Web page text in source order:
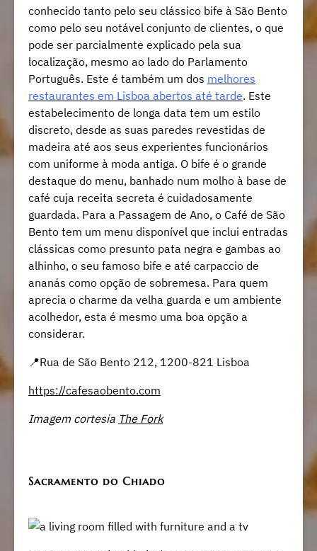
conhecido tanto pelo seu clássico bife à São Bento
como pelo seu notável conjunto de clientes, o que
pode ser parcialmente explicado pela sua
localização, mesmo ao lado do Parlamento
Português. Este é também um dos melhores
restaurantes em Lisboa abertos até tarde. Este
estabelecimento de longa data tem um estilo
discreto, desde as suas paredes revestidas de
madeira até aos seus experientes funcionários
com uniforme à moda antiga. O bife é o grande
destaque do menu, banhado num molho à base de
café cuja receita secreta é cuidadosamente
guardada. Para a Passagem de Ano, o Café de São
Bento tem um menu disponível que inclui entradas
clássicas como presunto pata negra e gambas ao
alhinho, o seu famoso bife e até carpaccio de
ananás como opção de sobremesa. Para quem
aprecia o charme da velha guarda e um ambiente
acolhedor, esta é mesmo uma boa opção a
considerar.
📍Rua de São Bento 212, 1200-821 Lisboa
https://cafesaobento.com
Imagem cortesia The Fork
Sacramento do Chiado